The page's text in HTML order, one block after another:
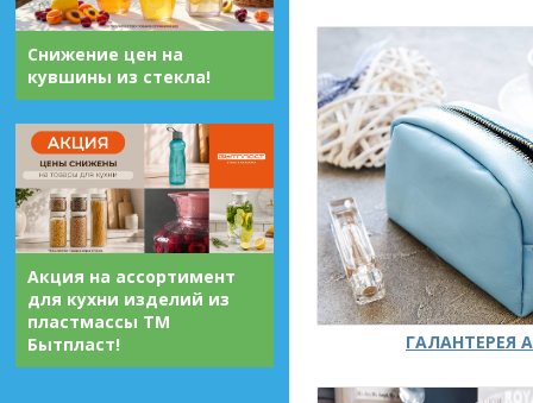
Снижение цен на
кувшины из стекла!
Акция на ассортимент
для кухни изделий из
пластмассы ТМ
Бытпласт!
ГАЛАНТЕРЕЯ